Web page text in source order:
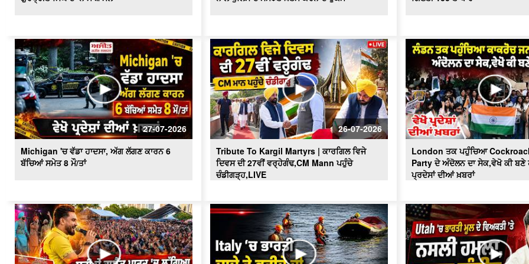
27-07-2026
Michigan 'ਚ ਵੱਡਾ ਹਾਦਸਾ, ਅੱਗ ਲੱਗਣ ਕਾਰਨ 6
ਬੱਚਿਆਂ ਸਮੇਤ 8 ਮੌ/ਤਾਂ
26-07-2026
Tribute To Kargil Martyrs | ਕਾਰਗਿਲ ਵਿਜੇ
ਦਿਵਸ ਦੀ 27ਵੀਂ ਵਰ੍ਹੇਗੰਢ,CM Mann ਪਹੁੰਚੇ
ਚੰਡੀਗੜ੍ਹ,LIVE
London ਤਕ ਪਹੁੰਚਿਆ
Party ਦੇ ਅੰਦੋਲਨ ਦਾ ਸੇਕ,ਵੇਖੋ ਕੀ ਬਣੇ
ਪ੍ਰਦੇਸਾਂ ਦੀਆਂ ਖ਼ਬਰਾਂ